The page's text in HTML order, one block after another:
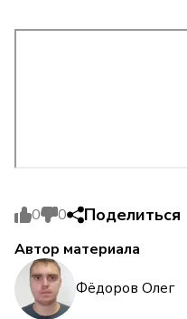
0 0 Поделиться
Автор материала
Фёдоров Олег